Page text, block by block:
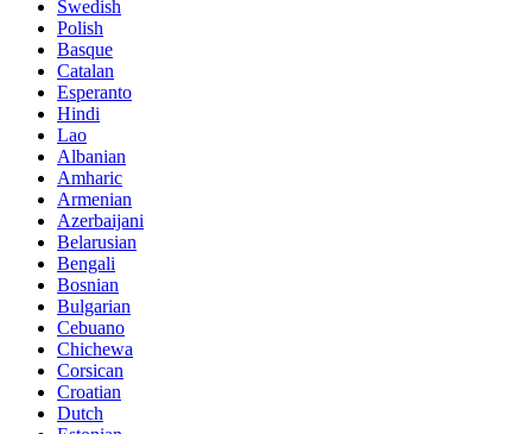
Swedish
Polish
Basque
Catalan
Esperanto
Hindi
Lao
Albanian
Amharic
Armenian
Azerbaijani
Belarusian
Bengali
Bosnian
Bulgarian
Cebuano
Chichewa
Corsican
Croatian
Dutch